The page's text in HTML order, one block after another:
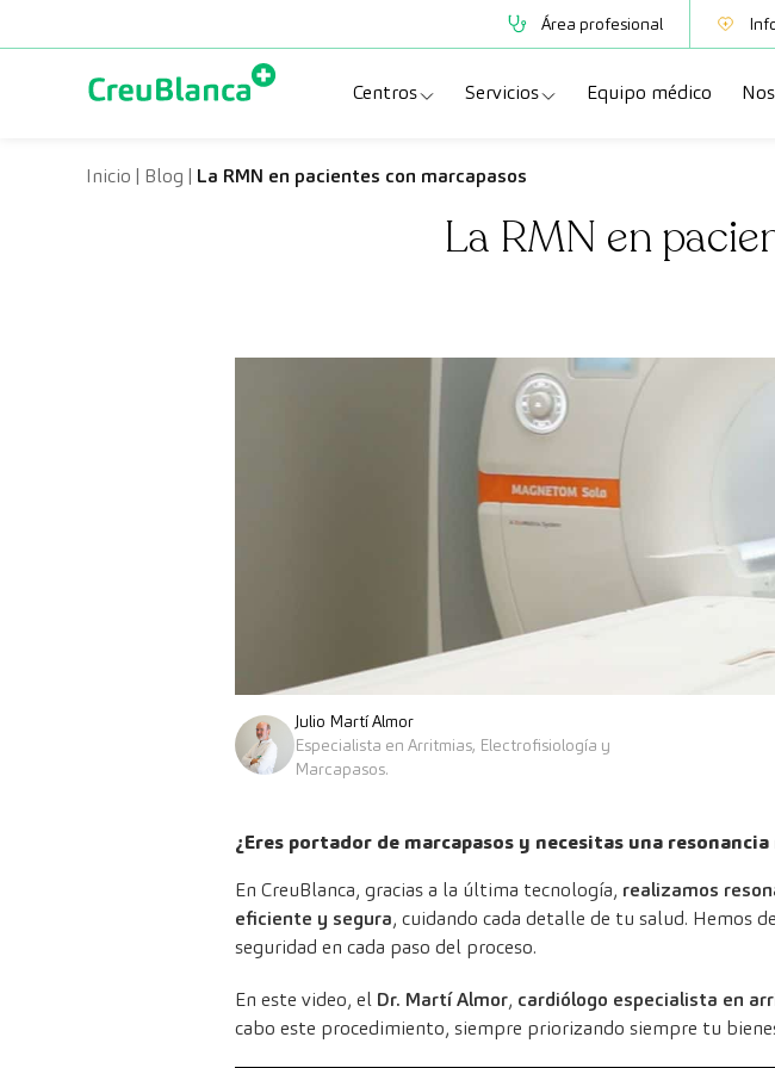
Área profesional
Centros
Clínica CreuBlanca
CreuBlanca Tarradellas
Centros Aragón
Servicios
Especialidades
Pruebas diagnósticas
Equipo médico
Inicio | Blog | La RMN en pacientes con marcapasos
La RMN en
Julio Martí Almor
Especialista en Arritmias, Electrofisiología y
Marcapasos.
¿Eres portador de marcapasos y necesitas una
En CreuBlanca, gracias a la última tecnología, realizamos
eficiente y segura, cuidando cada detalle de tu salud. Hemos
seguridad en cada paso del proceso.
En este video, el Dr. Martí Almor, cardiólogo especialista en
cabo este procedimiento, siempre priorizando siempre tu